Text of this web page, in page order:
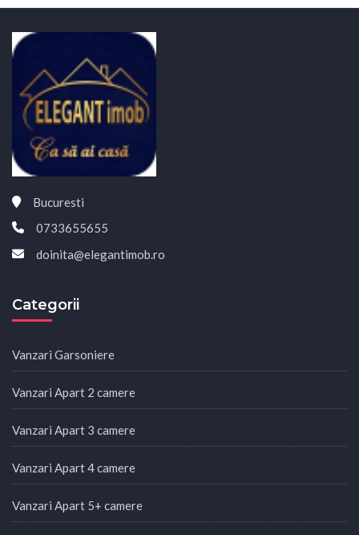
Bucuresti
0733655655
doinita@elegantimob.ro
Categorii
Vanzari Garsoniere
Vanzari Apart 2 camere
Vanzari Apart 3 camere
Vanzari Apart 4 camere
Vanzari Apart 5+ camere